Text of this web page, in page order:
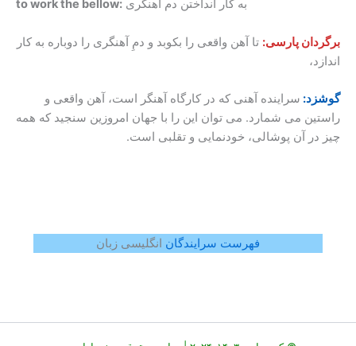
to work the bellow: به کار انداختن دم آهنگری
برگردان پارسی: تا آهن واقعی را بکوبد و دمِ آهنگری را دوباره به کار
اندازد،
گوشزد: سراینده آهنی که در کارگاه آهنگر است، آهن واقعی و
راستین می شمارد. می توان این را با جهان امروزین سنجید که همه
چیز در آن پوشالی، خودنمایی و تقلبی است.
فهرست سرایندگان انگلیسی زبان